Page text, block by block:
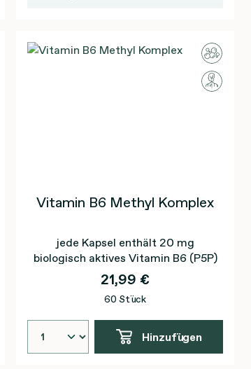
Vitamin B6 Methyl Komplex
jede Kapsel enthält 20 mg
biologisch aktives Vitamin B6 (P5P)
21,99 €
60 Stück
Hinzufügen